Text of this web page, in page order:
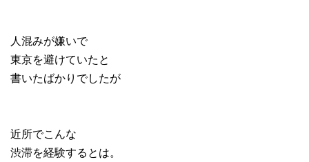
人混みが嫌いで
東京を避けていたと
書いたばかりでしたが
近所でこんな
渋滞を経験するとは。